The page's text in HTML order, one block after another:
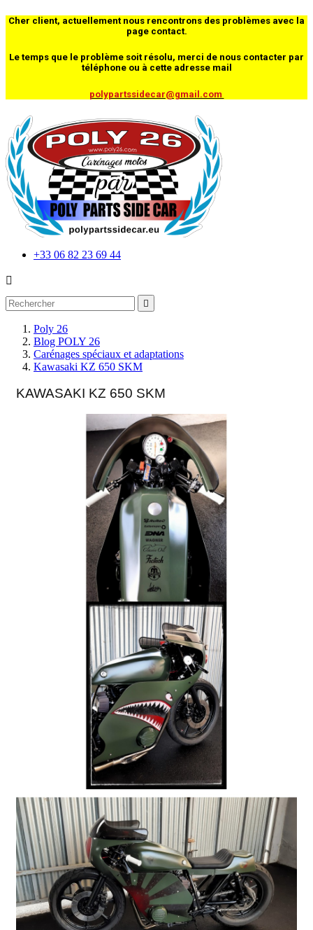
Cher client, actuellement nous rencontrons des problèmes avec la
page contact.
Le temps que le problème soit résolu, merci de nous contacter par
téléphone ou à cette adresse mail
polypartssidecar@gmail.com
+33 06 82 23 69 44


Poly 26
Blog POLY 26
Carénages spéciaux et adaptations
Kawasaki KZ 650 SKM
KAWASAKI KZ 650 SKM